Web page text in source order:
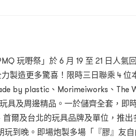
玩嘢祭」於 6 月 19 至 21 日人氣
製造更多驚喜！限時三日聯乘 4 位
by plastic、Morimeiworks、The
具及周邊精品。一於儲齊全套，即
爾及台北的玩具品牌及單位，推出
到晚。即場炮製多場「『膠』友自